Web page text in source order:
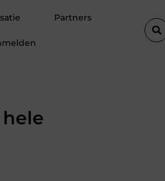
Partners